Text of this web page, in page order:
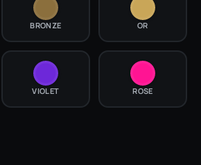
BRONZE OR
VIOLET ROSE